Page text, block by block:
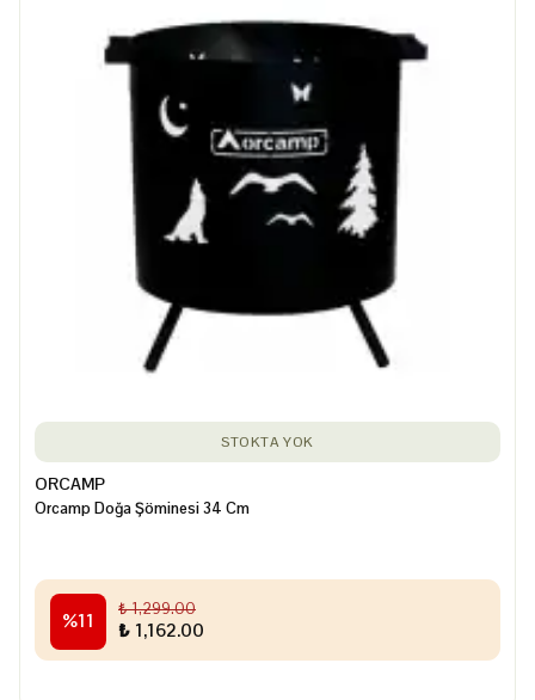
STOKTA YOK
ORCAMP
Orcamp Doğa Şöminesi 34 Cm
%11
₺ 1,299.00
₺ 1,162.00